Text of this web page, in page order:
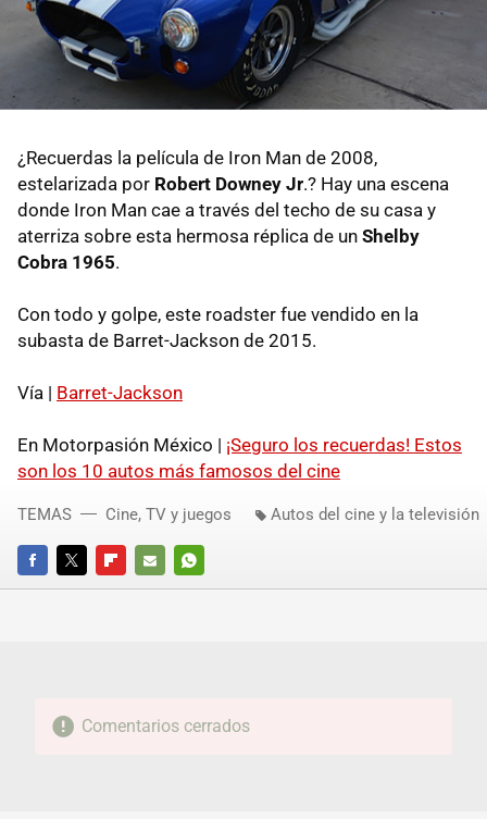
¿Recuerdas la película de Iron Man de 2008,
estelarizada por Robert Downey Jr.? Hay una escena
donde Iron Man cae a través del techo de su casa y
aterriza sobre esta hermosa réplica de un Shelby
Cobra 1965.
Con todo y golpe, este roadster fue vendido en la
subasta de Barret-Jackson de 2015.
Vía | Barret-Jackson
En Motorpasión México | ¡Seguro los recuerdas! Estos
son los 10 autos más famosos del cine
FACEBOOKTWITTERFLIPBOARD
E-
WHATSAPP
TEMAS Cine, TV y juegos Autos del cine y la televisión
Comentarios cerrados